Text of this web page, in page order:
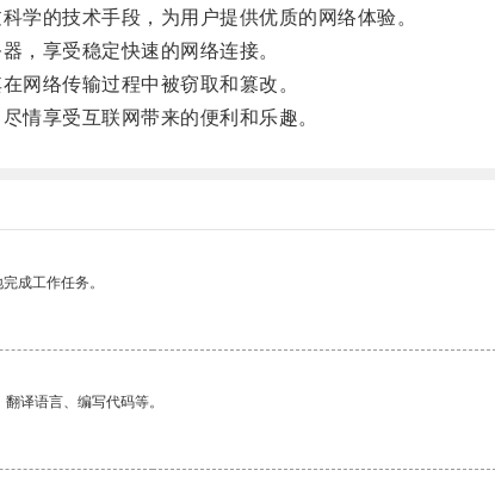
的技术手段，为用户提供优质的网络体验。
享受稳定快速的网络连接。
络传输过程中被窃取和篡改。
享受互联网带来的便利和乐趣。
成工作任务。
译语言、编写代码等。